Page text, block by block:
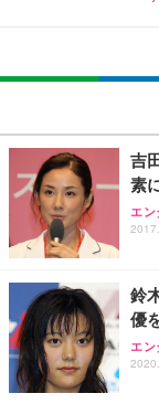
い
キ
ン
(黒
￥
ワ
￥
￥
【
フ
回
￥
ネ
吉
素
エン
鈴
優
エン